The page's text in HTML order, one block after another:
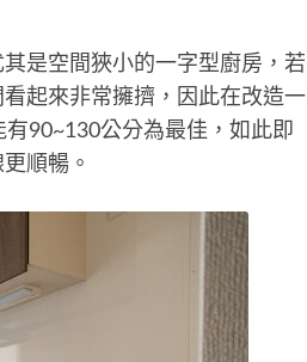
是空間狹小的一字型廚房，若
起來非常擁擠，因此在改造一
90~130公分為最佳，如此即
順暢。